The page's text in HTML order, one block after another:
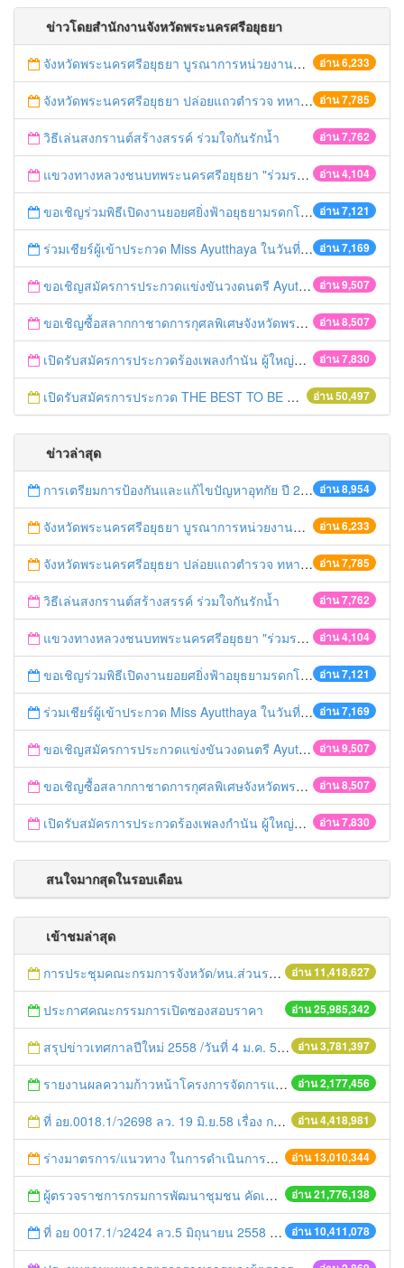
ข่าวโดยสำนักงานจังหวัดพระนครศรีอยุธยา
อ่าน 6,233
จังหวัดพระนครศรีอยุธยา บูรณาการหน่วยงานที่เกี่ยวข้อง ลงพื้นที่จัดระเบียบและดำเนินมาตรการตามบทลงโทษสูงสุดกับผู้ประกอบการร้านค้าที่ยังฝ่าฝืนตั้งร้านค้ารุกล้ำเขตพื้นที่ทางหลวง เตรียมความปลอดภัยก่อนเทศกาลสงกรานต์
อ่าน 7,785
จังหวัดพระนครศรีอยุธยา ปล่อยแถวตำรวจ ทหาร ฝ่ายปกครอง กว่า 100 นาย ตรวจเข้มท่ารถสาธารณะ สถานีขนส่งรถโดยสาร วินรถตู้ และสถานีรถไฟ เตรียมรับมือเทศกาลสงกรานต์
อ่าน 7,762
วิธีเล่นสงกรานต์สร้างสรรค์ ร่วมใจกันรักน้ำ
อ่าน 4,104
แขวงทางหลวงชนบทพระนครศรีอยุธยา "ร่วมรณรงค์ ขับช้า เปิดไฟหน้า คาดเข็มขัด" เทศกาลสงกรานต์ ปี 2561
อ่าน 7,121
ขอเชิญร่วมพิธีเปิดงานยอยศยิ่งฟ้าอยุธยามรดกโลก
อ่าน 7,169
ร่วมเชียร์ผู้เข้าประกวด Miss Ayutthaya ในวันที่ 15 ธันวาคม 2560
อ่าน 9,507
ขอเชิญสมัครการประกวดแข่งขันวงดนตรี Ayutthaya battle of the bands
อ่าน 8,507
ขอเชิญซื้อสลากกาชาดการกุศลพิเศษจังหวัดพระนครศรีอยุธยา 2560
อ่าน 7,830
เปิดรับสมัครการประกวดร้องเพลงกำนัน ผู้ใหญ่บ้าน ฯลฯ
อ่าน 50,497
เปิดรับสมัครการประกวด THE BEST TO BE NUMBER ONE
ข่าวล่าสุด
อ่าน 8,954
การเตรียมการป้องกันและแก้ไขปัญหาอุทกัย ปี 2561
อ่าน 6,233
จังหวัดพระนครศรีอยุธยา บูรณาการหน่วยงานที่เกี่ยวข้อง ลงพื้นที่จัดระเบียบและดำเนินมาตรการตามบทลงโทษสูงสุดกับผู้ประกอบการร้านค้าที่ยังฝ่าฝืนตั้งร้านค้ารุกล้ำเขตพื้นที่ทางหลวง เตรียมความปลอดภัยก่อนเทศกาลสงกรานต์
อ่าน 7,785
จังหวัดพระนครศรีอยุธยา ปล่อยแถวตำรวจ ทหาร ฝ่ายปกครอง กว่า 100 นาย ตรวจเข้มท่ารถสาธารณะ สถานีขนส่งรถโดยสาร วินรถตู้ และสถานีรถไฟ เตรียมรับมือเทศกาลสงกรานต์
อ่าน 7,762
วิธีเล่นสงกรานต์สร้างสรรค์ ร่วมใจกันรักน้ำ
อ่าน 4,104
แขวงทางหลวงชนบทพระนครศรีอยุธยา "ร่วมรณรงค์ ขับช้า เปิดไฟหน้า คาดเข็มขัด" เทศกาลสงกรานต์ ปี 2561
อ่าน 7,121
ขอเชิญร่วมพิธีเปิดงานยอยศยิ่งฟ้าอยุธยามรดกโลก
อ่าน 7,169
ร่วมเชียร์ผู้เข้าประกวด Miss Ayutthaya ในวันที่ 15 ธันวาคม 2560
อ่าน 9,507
ขอเชิญสมัครการประกวดแข่งขันวงดนตรี Ayutthaya battle of the bands
อ่าน 8,507
ขอเชิญซื้อสลากกาชาดการกุศลพิเศษจังหวัดพระนครศรีอยุธยา 2560
อ่าน 7,830
เปิดรับสมัครการประกวดร้องเพลงกำนัน ผู้ใหญ่บ้าน ฯลฯ
สนใจมากสุดในรอบเดือน
เข้าชมล่าสุด
อ่าน 11,418,627
การประชุมคณะกรมการจังหวัด/หน.ส่วนราชการประจำเดือน มิถุนายน 2558
อ่าน 25,985,342
ประกาศคณะกรรมการเปิดซองสอบราคา
อ่าน 3,781,397
สรุปข่าวเทศกาลปีใหม่ 2558 /วันที่ 4 ม.ค. 58
อ่าน 2,177,456
รายงานผลความก้าวหน้าโครงการจัดการแก้ไขปัญหาขยะ สัปดาห์ที่ 9/2558
อ่าน 4,418,981
ที่ อย.0018.1/ว2698 ลว. 19 มิ.ย.58 เรื่อง การแก้ไขปัญหาหนี้สินให้แก่เกษตรกร
อ่าน 13,010,344
ร่างมาตรการ/แนวทาง ในการดำเนินการประกอบการตรวจราชการแบบบูรณาการ
อ่าน 21,776,138
ผู้ตรวจราชการกรมการพัฒนาชุมชน คัดเลือกข้าราชการและลูกจ้างดีเด่น และหน่วยงานพัฒนาชุมชนใสสะอาด ประจำปี ๒๕๕๔
อ่าน 10,411,078
ที่ อย 0017.1/ว2424 ลว.5 มิถุนายน 2558 เรื่อง แจ้งกำหนดตรวจประเมินและให้คะแนนหน่วยงานที่สมัครเข้าร่วมโครงการพัฒนาหน่วยงานต้นแบบในการจัดตั้งศูนย์ข้อมูลข่าวสารของราชการฯ ประจำปีงบประมาณ พ.ศ. 2558